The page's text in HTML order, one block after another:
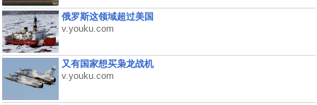
俄罗斯这领域超过美国
v.youku.com
又有国家想买枭龙战机
v.youku.com